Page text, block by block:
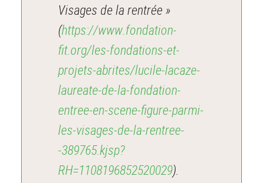
Visages de la rentrée »
(https://www.fondation-
fit.org/les-fondations-et-
projets-abrites/lucile-lacaze-
laureate-de-la-fondation-
entree-en-scene-figure-parmi-
les-visages-de-la-rentree-
-389765.kjsp?
RH=1108196852520029).